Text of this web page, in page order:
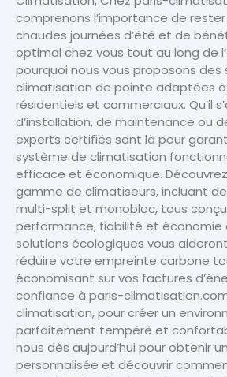
comprenons l’importance de
chaudes journées d’été et de
optimal chez vous tout au long de
pourquoi nous vous proposons des
climatisation de pointe adaptées
résidentiels et commerciaux. Qu’il
d’installation, de maintenance ou
experts certifiés sont là pour
système de climatisation
efficace et économique.
gamme de climatiseurs, incluant
multi-split et monobloc, tous
performance, fiabilité et économie
solutions écologiques vous
réduire votre empreinte carbone
économisant sur vos factures
confiance à paris-
climatisation, pour créer un
parfaitement tempéré et
nous dès aujourd’hui pour obtenir
personnalisée et découvrir